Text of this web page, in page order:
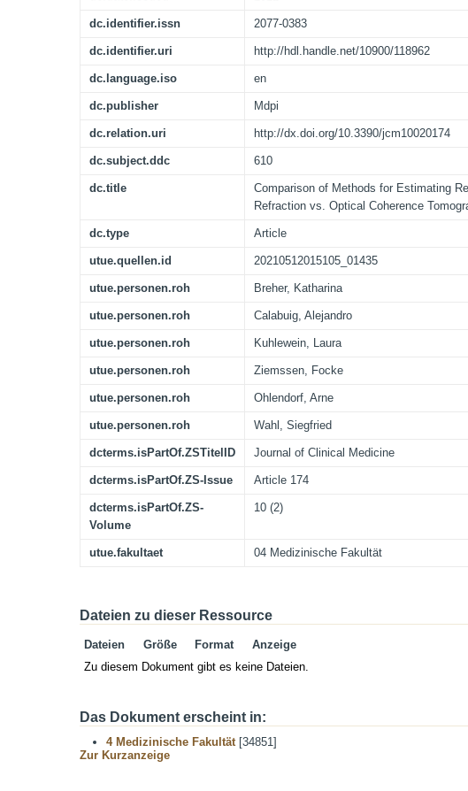
dc.identifier.issn 2077-0383
dc.identifier.uri http://hdl.handle.net/10900/118962
dc.language.iso en
dc.publisher Mdpi
dc.relation.uri http://dx.doi.org/10.3390/jcm10020174
dc.subject.ddc 610
dc.title
Comparison of Methods for Estimating
Refraction vs. Optical Coherence
dc.type Article
utue.quellen.id 20210512015105_01435
utue.personen.roh Breher, Katharina
utue.personen.roh Calabuig, Alejandro
utue.personen.roh Kuhlewein, Laura
utue.personen.roh Ziemssen, Focke
utue.personen.roh Ohlendorf, Arne
utue.personen.roh Wahl, Siegfried
dcterms.isPartOf.ZSTitelID Journal of Clinical Medicine
dcterms.isPartOf.ZS-Issue Article 174
dcterms.isPartOf.ZS-
Volume
10 (2)
utue.fakultaet 04 Medizinische Fakultät
Dateien zu dieser Ressource
Dateien Größe Format
Anzeige
Zu diesem Dokument gibt es keine Dateien.
Das Dokument erscheint in:
4 Medizinische Fakultät[34851]
Zur Kurzanzeige